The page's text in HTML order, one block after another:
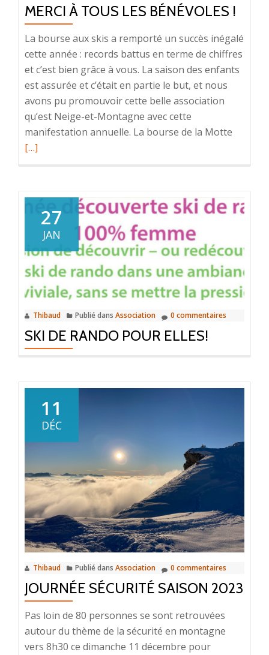
MERCI À TOUS LES BÉNÉVOLES !
La bourse aux skis a remporté un succès inégalé
cette année : records battus en terme de chiffres
et c’est bien grâce à vous. La saison des enfants
est assurée et c’était en partie le but, et nous
avons pu promouvoir cette belle association
qu’est Neige-et-Montagne avec cette
manifestation annuelle. La bourse de la Motte
tous
!
[…]
27
JAN
Thibaud Publié dans Association 0 commentaires
SKI DE RANDO POUR ELLES!
11
DÉC
Thibaud Publié dans Association 0 commentaires
JOURNÉE SÉCURITÉ SAISON 2023
Pas loin de 80 personnes se sont retrouvées
autour du thème de la sécurité en montagne
vers 8h30 ce dimanche 11 décembre pour